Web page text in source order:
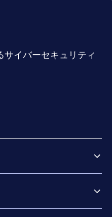
イバーセキュリティ